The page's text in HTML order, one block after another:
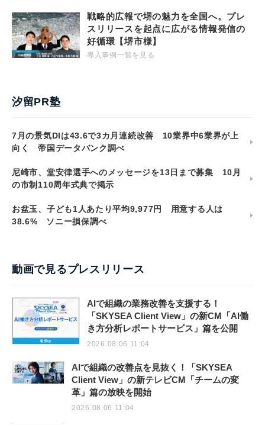
戦略的広報で堺の魅力を全国へ。プレ
スリリースを起点に広がる情報発信の
好循環【堺市様】
導入事例一覧を見る
汐留PR塾
7月の景気DIは43.6で3カ月連続改善 10業界中6業界が上
向く 帝国データバンク調べ
尼崎市、堂安律選手へのメッセージを13日まで募集 10月
の市制110周年式典で掲示
お盆玉、子ども1人あたり平均9,977円 用意する人は
38.6% ソニー損保調べ
動画で見るプレスリリース
AIで組織の業務改善を支援する！
「SKYSEA Client View」の新CM「AI働
き方分析レポートサービス」篇を公開
2026.08.06 11:04
AIで組織の改善点を見抜く！「SKYSEA
Client View」の新テレビCM「チームの変
革」篇の放映を開始
2026.08.06 11:04